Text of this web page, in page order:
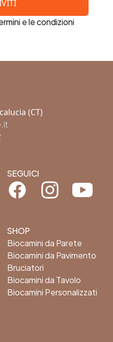
e le condizioni
(CT)
SEGUICI
FacebookInstagramYoutube
SHOP
Biocamini da Parete
Biocamini da Pavimento
Bruciatori
Biocamini da Tavolo
Biocamini Personalizzati